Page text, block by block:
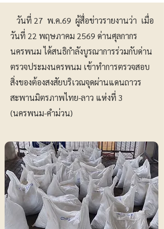
วันที่ 27 พ.ค.69 ผู้สื่อข่าวรายงานว่า เมื่อ
วันที่ 22 พฤษภาคม 2569 ด่านศุลกากร
นครพนม ได้สนธิกำลังบูรณาการร่วมกับด่าน
ตรวจประมงนครพนม เข้าทำการตรวจสอบ
สิ่งของต้องสงสัยบริเวณจุดผ่านแดนถาวร
สะพานมิตรภาพไทย-ลาว แห่งที่ 3
(นครพนม-คำม่วน)